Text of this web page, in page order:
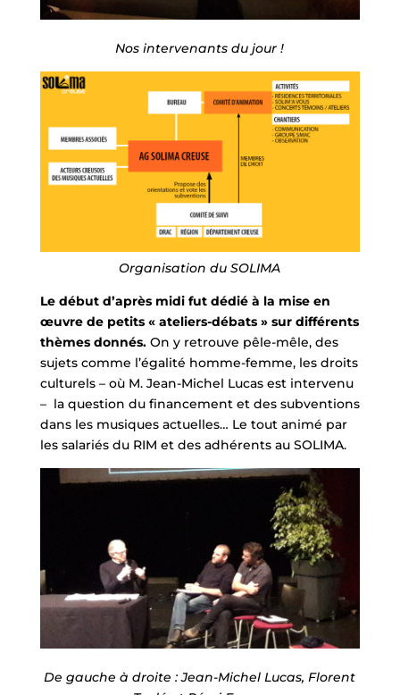
Nos intervenants du jour !
Organisation du SOLIMA
Le début d’après midi fut dédié à la mise en
œuvre de petits « ateliers-débats » sur différents
thèmes donnés. On y retrouve pêle-mêle, des
sujets comme l’égalité homme-femme, les droits
culturels – où M. Jean-Michel Lucas est intervenu
– la question du financement et des subventions
dans les musiques actuelles… Le tout animé par
les salariés du RIM et des adhérents au SOLIMA.
De gauche à droite : Jean-Michel Lucas, Florent